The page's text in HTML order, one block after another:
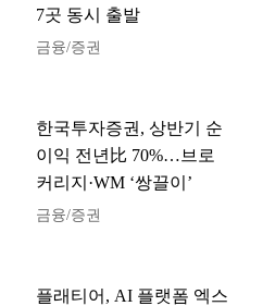
7곳 동시 출발
금융/증권
한국투자증권, 상반기 순
이익 전년比 70%…브로
커리지·WM ‘쌍끌이’
금융/증권
플래티어, AI 플랫폼 엑스